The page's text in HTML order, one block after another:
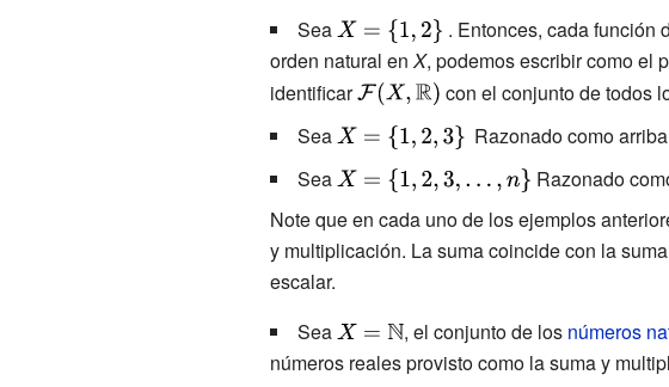
{\mathbb {R}
})}
Sea{\displaystyle
X=\{1,2\}\,}
. Entonces, cada función
orden natural enX, podemos escribir como el
identificar{\displaystyle
{\mathcal
{F}}(X,
{\mathbb {R}
})}
con el conjunto de todos
Sea {\displaystyle
X=\{1,2,3\}\,}
Razonado como
Sea{\displaystyle
X=\
{1,2,3,\ldots
Razonado
Note que en cada uno de los ejemplos
y multiplicación. La suma coincide con la
escalar.
Sea{\displaystyle
X={\mathbb
, el conjunto de los números
números reales provisto como la suma y